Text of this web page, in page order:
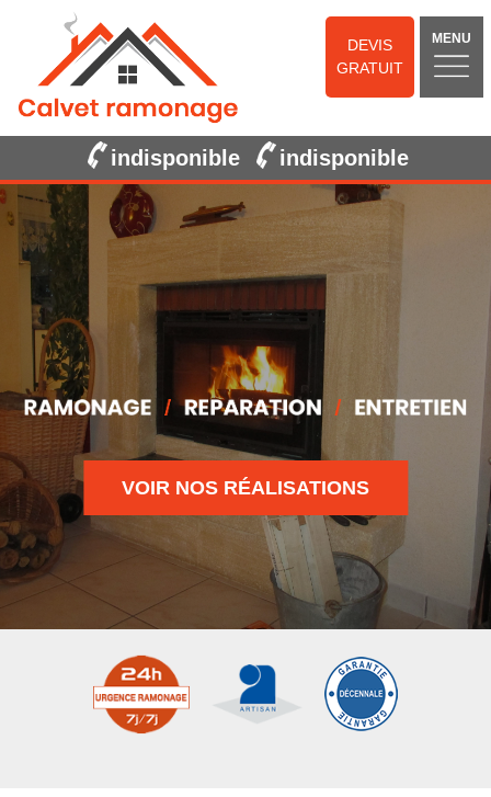
DEVIS
GRATUIT
MENU
indisponible indisponible
VOIR NOS RÉALISATIONS